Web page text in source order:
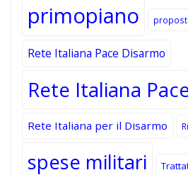
primopiano
Rete Italiana Pace Disarmo
Rete Italiana
Rete Italiana per il Disarmo
spese militari